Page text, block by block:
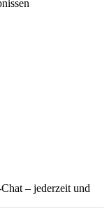
– jederzeit und